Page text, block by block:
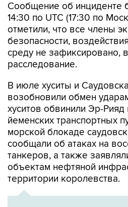
Сообщение об инциденте
14:30 по UTC (17:30 по
отметили, что все члены
безопасности,
среду не зафиксировано,
расследование.
В июле хуситы и
возобновили обмен
хуситов обвинили Эр-
йеменских транспортных
морской блокаде
сообщали об атаках на
танкеров, а также
объектам нефтяной
территории королевства.